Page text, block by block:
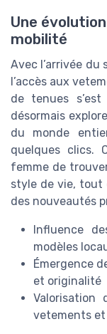
Une
mobilité
Avec l’arrivée du
l’accès aux
de tenues
désormais
du monde
quelques clics.
femme de
style de vie, tout
des nouveautés
Influence
modèles
Émergence
et originalité
Valorisation
vetements et